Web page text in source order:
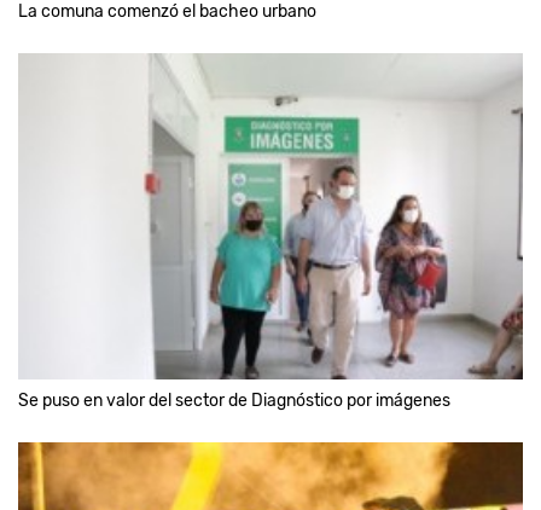
La comuna comenzó el bacheo urbano
Se puso en valor del sector de Diagnóstico por imágenes